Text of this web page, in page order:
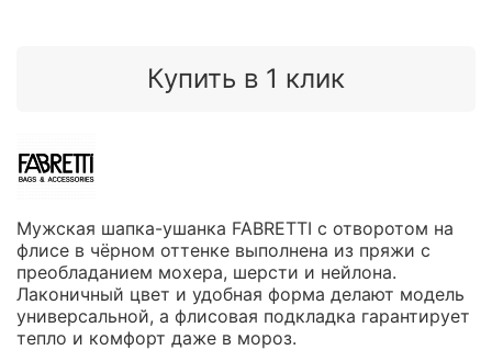
Купить в 1 клик
Мужская шапка-ушанка FABRETTI с отворотом на
флисе в чёрном оттенке выполнена из пряжи с
преобладанием мохера, шерсти и нейлона.
Лаконичный цвет и удобная форма делают модель
универсальной, а флисовая подкладка гарантирует
тепло и комфорт даже в мороз.